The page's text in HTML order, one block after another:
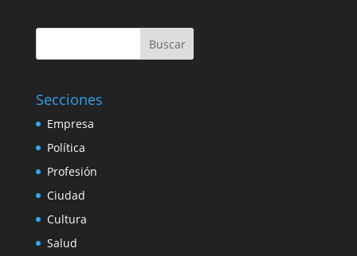
Buscar
Secciones
Empresa
Política
Profesión
Ciudad
Cultura
Salud